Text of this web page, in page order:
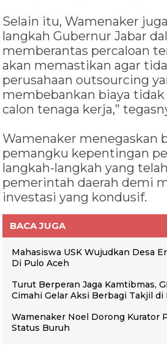
Selain itu, Wamenaker
langkah Gubernur Jabar
memberantas percaloan
akan memastikan agar
perusahaan outsourcing
membebankan biaya
calon tenaga kerja,”
Wamenaker menegaskan
pemangku kepentingan
langkah-langkah yang
pemerintah daerah demi
investasi yang kondusif.
BACA JUGA
Mahasiswa USK Wujudkan Desa
Di Pulo Aceh
Turut Berperan Jaga Kamtibmas,
Cimahi Gelar Aksi Berbagi Takjil di
Wamenaker Noel Dorong Kurator
Status Buruh